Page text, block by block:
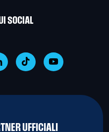
SOCIAL
UFFICIALI